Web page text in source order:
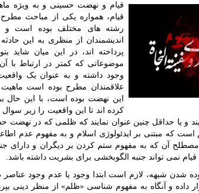
قیام و نهضت حسینی و به ویژه
قیام، همواره یکی از مباحث مطرح
رشته های مختلف بوده است و
اندیشمندان از منظری به این حادثه
پرداخته اند، در این میان شاید
موضوعاتی که کمتر در ارتباط با
وجود داشته و به عنوان یک
علاقمندان مطرح بوده است
این نهضت بوده است، با این حال
کرده اند تا این واقعیت را زیر
و یا حداقل چنین عنوان نمایند که ظلمی که در نهضت
که مبتنی بر ایدئولوژی اسلام و به مفهوم عدم
آن که به مفهوم ستم کردن بر دیگران و دارای
قیام نمی تواند جنبه الگوبخشی برای بشریت داشته باشد.
شدن شبهه، لازم است ابتدا وجود یا عدم وجود عناصر
و آنگاه به مفهوم شناسی «ظلم» از منظر دینی